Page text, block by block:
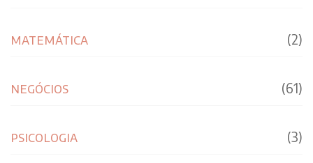
matemática (2)
negócios (61)
psicologia (3)